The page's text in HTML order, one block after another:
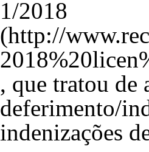
1/2018
, que tratou de
deferimento/
indenizações